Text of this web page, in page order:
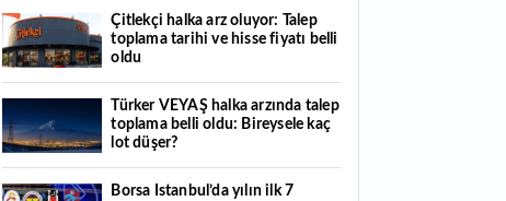
16:24 Çitlekçi halka arz oluyor: Talep toplama
tarihi ve hisse fiyatı belli oldu
yapmak istediğini savundu
16:04 Boğaz’ın kıtaları birleştiren ruhu Memorial
Çitlekçi halka arz oluyor: Talep
toplama tarihi ve hisse fiyatı belli
oldu
Türker VEYAŞ halka arzında talep
toplama belli oldu: Bireysele kaç
lot düşer?
Borsa İstanbul’da yılın ilk 7